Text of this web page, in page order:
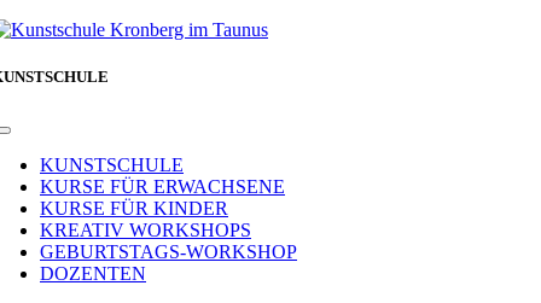
Toggle
NavigationKUNSTSCHULE
KURSE FÜR ERWACHSENE
KURSE FÜR KINDER
KREATIV WORKSHOPS
GEBURTSTAGS-WORKSHOP
DOZENTEN